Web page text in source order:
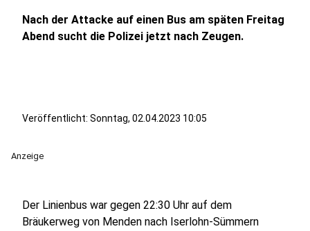
Nach der Attacke auf einen Bus am späten Freitag
Abend sucht die Polizei jetzt nach Zeugen.
Veröffentlicht: Sonntag, 02.04.2023 10:05
Anzeige
Der Linienbus war gegen 22:30 Uhr auf dem
Bräukerweg von Menden nach Iserlohn-Sümmern